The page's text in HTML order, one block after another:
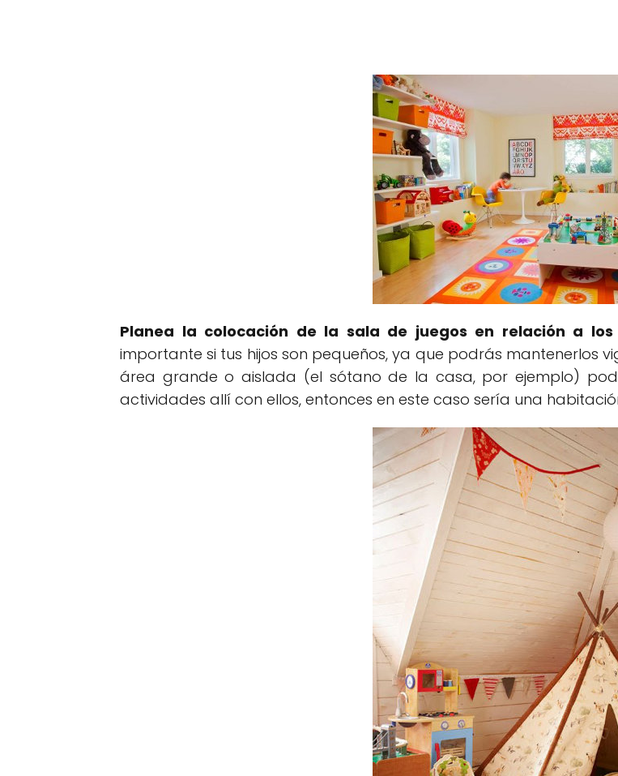
Planea la colocación de la sala de juegos en relación a
importante si tus hijos son pequeños, ya que podrás mantenerlos
área grande o aislada (el sótano de la casa, por ejemplo)
actividades allí con ellos, entonces en este caso sería una